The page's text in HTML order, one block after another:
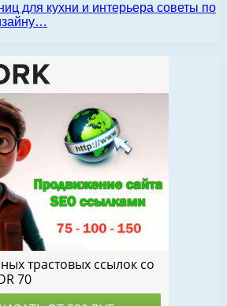
для кухни и интерьера советы по